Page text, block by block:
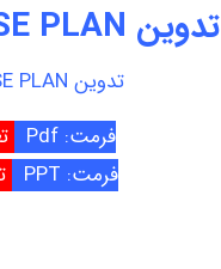
تدوین HSE PLAN در صنعت فولاد
تدوین HSE PLAN در صنعت فولاد
فرمت: Pdf
فرمت: PPT